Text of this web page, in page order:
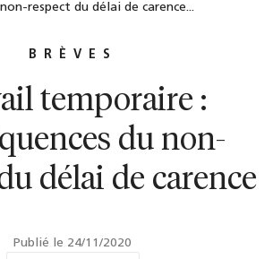
respect du délai de carence...
BRÈVES
temporaire :
du non-
délai de carence
Publié le 24/11/2020